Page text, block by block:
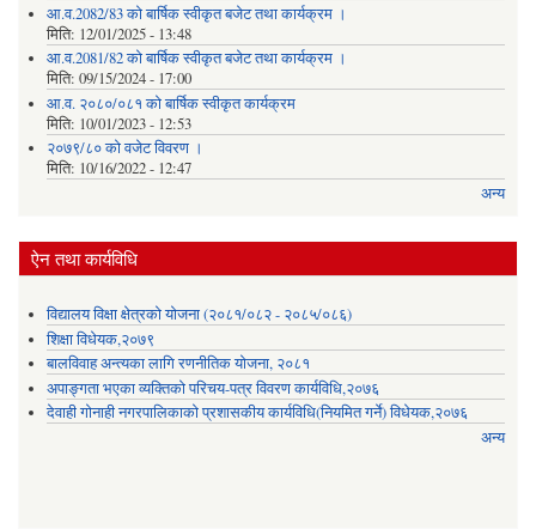
आ.व.2082/83 को बार्षिक स्वीकृत बजेट तथा कार्यक्रम ।
मिति: 12/01/2025 - 13:48
आ.व.2081/82 को बार्षिक स्वीकृत बजेट तथा कार्यक्रम ।
मिति: 09/15/2024 - 17:00
आ.व. २०८०/०८१ को बार्षिक स्वीकृत कार्यक्रम
मिति: 10/01/2023 - 12:53
२०७९/८० को वजेट विवरण ।
मिति: 10/16/2022 - 12:47
अन्य
ऐन तथा कार्यविधि
विद्यालय विक्षा क्षेत्रको योजना (२०८१/०८२ - २०८५/०८६)
शिक्षा विधेयक,२०७९
बालविवाह अन्त्यका लागि रणनीतिक योजना, २०८१
अपाङ्गता भएका व्यक्तिको परिचय-पत्र विवरण कार्यविधि,२०७६
देवाही गोनाही नगरपालिकाको प्रशासकीय कार्यविधि(नियमित गर्ने) विधेयक,२०७६
अन्य